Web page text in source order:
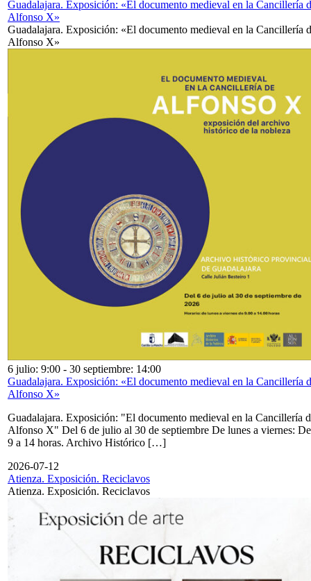
Guadalajara. Exposición: «El documento medieval en la Cancillería
Alfonso X»
Guadalajara. Exposición: «El documento medieval en la Cancillería
Alfonso X»
6 julio: 9:00 - 30 septiembre: 14:00
Guadalajara. Exposición: «El documento medieval en la Cancillería
Alfonso X»
Guadalajara. Exposición: "El documento medieval en la Cancillería
Alfonso X" Del 6 de julio al 30 de septiembre De lunes a viernes: De
9 a 14 horas. Archivo Histórico […]
2026-07-12
Atienza. Exposición. Reciclavos
Atienza. Exposición. Reciclavos